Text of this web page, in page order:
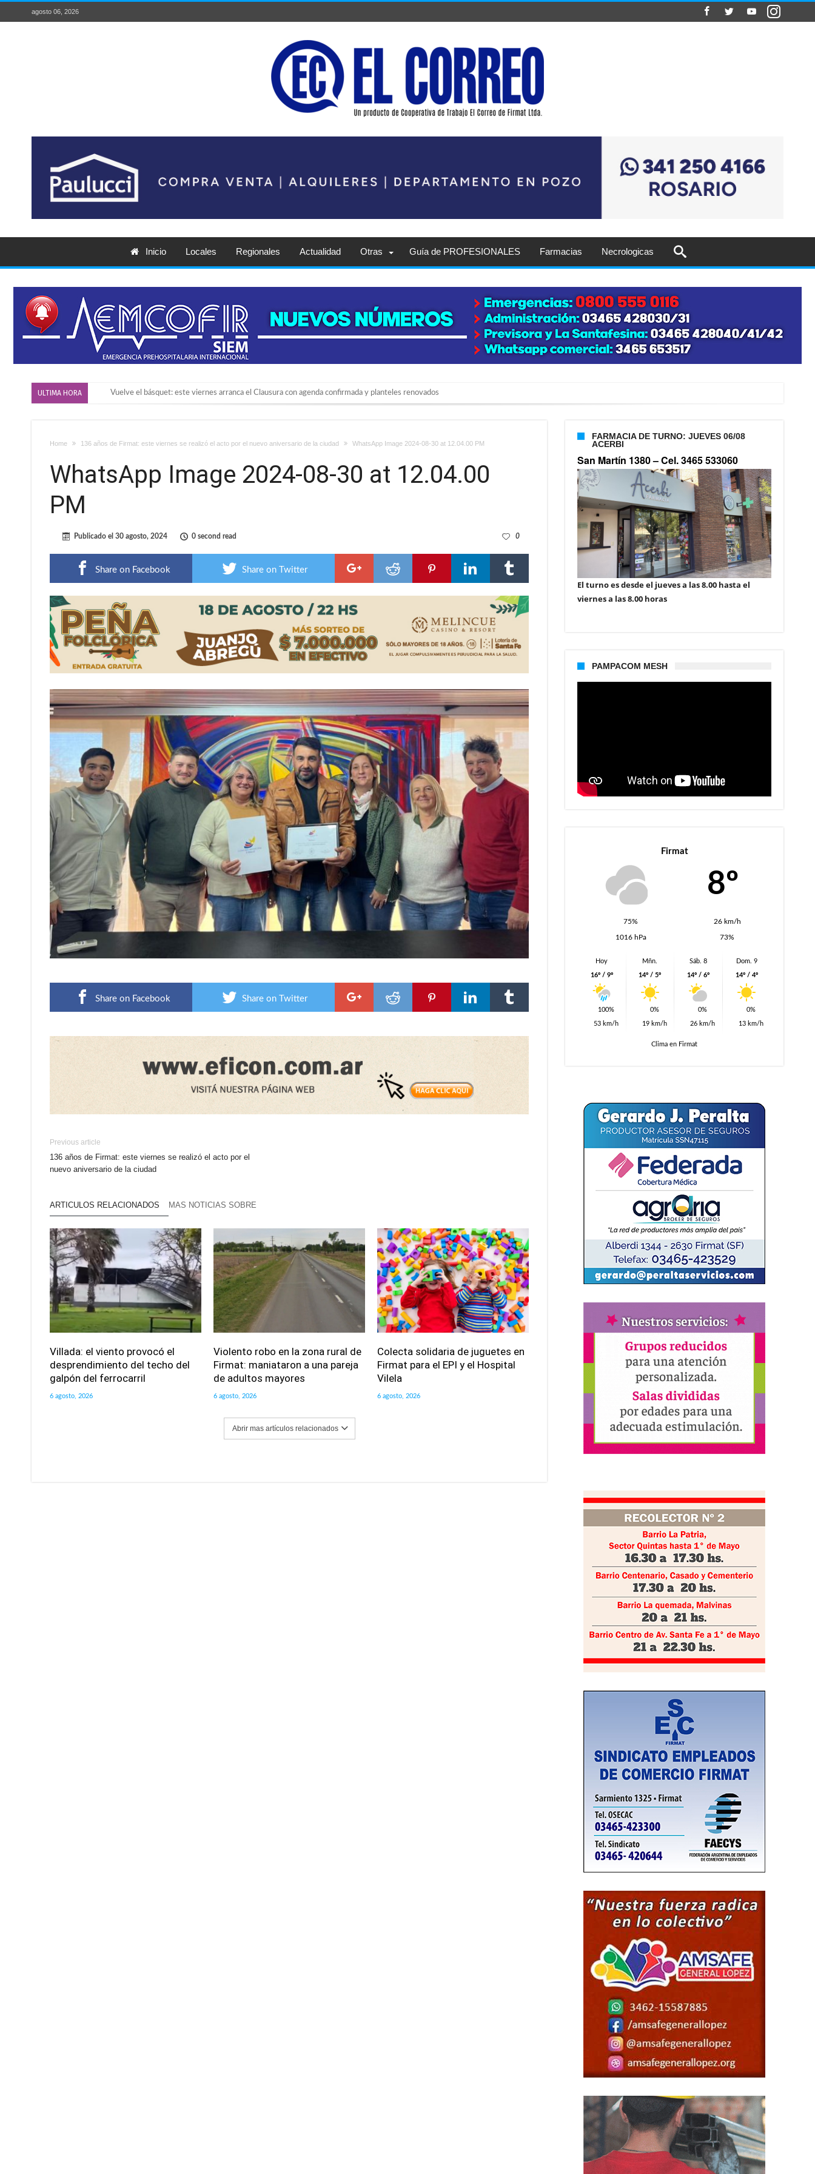
agosto 06, 2026
Inicio Locales Regionales Actualidad Otras Guía de PROFESIONALES Farmacias Necrologicas
ULTIMA HORA Güemes y Mariano Vera
Distinguieron a Ramiro Maldonado, el campeón juvenil de malambo de Los Quirquinchos
Home 136 años de Firmat: este viernes se realizó el acto por el nuevo aniversario de la ciudad WhatsApp Image 2024-08-30 at 12.04.00 PM
WhatsApp Image 2024-08-30 at 12.04.00
PM
Publicado el 30 agosto, 2024 0 second read 0
Share on Facebook Share on Twitter
Share on Facebook Share on Twitter
Previous article
136 años de Firmat: este viernes se realizó el acto por el
nuevo aniversario de la ciudad
ARTICULOS RELACIONADOS MAS NOTICIAS SOBRE
Villada: el viento provocó el
desprendimiento del techo del
galpón del ferrocarril
6 agosto, 2026
Violento robo en la zona rural de
Firmat: maniataron a una pareja
de adultos mayores
6 agosto, 2026
Colecta solidaria de juguetes en
Firmat para el EPI y el Hospital
Vilela
6 agosto, 2026
Abrir mas artículos relacionados
FARMACIA DE TURNO: JUEVES 06/08
ACERBI
San Martín 1380 –Cel. 3465 533060
El turno es desde el jueves a las 8.00 hasta el
viernes a las 8.00 horas
PAMPACOM MESH
Firmat
8º
75% 26 km/h
1016 hPa 73%
Hoy
16º / 9º
100%
53 km/h
Mñn.
14º / 5º
0%
19 km/h
Sáb. 8
14º / 6º
0%
26 km/h
Dom. 9
14º / 4º
0%
13 km/h
Clima en Firmat